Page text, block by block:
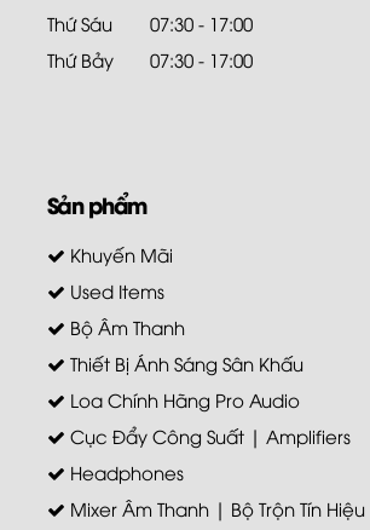
Thứ Sáu
07:30 - 17:00
Thứ Bảy
07:30 - 17:00
Sản phẩm
Khuyến Mãi
Used Items
Bộ Âm Thanh
Thiết Bị Ánh Sáng Sân Khấu
Loa Chính Hãng Pro Audio
Cục Đẩy Công Suất | Amplifiers
Headphones
Mixer Âm Thanh | Bộ Trộn Tín Hiệu